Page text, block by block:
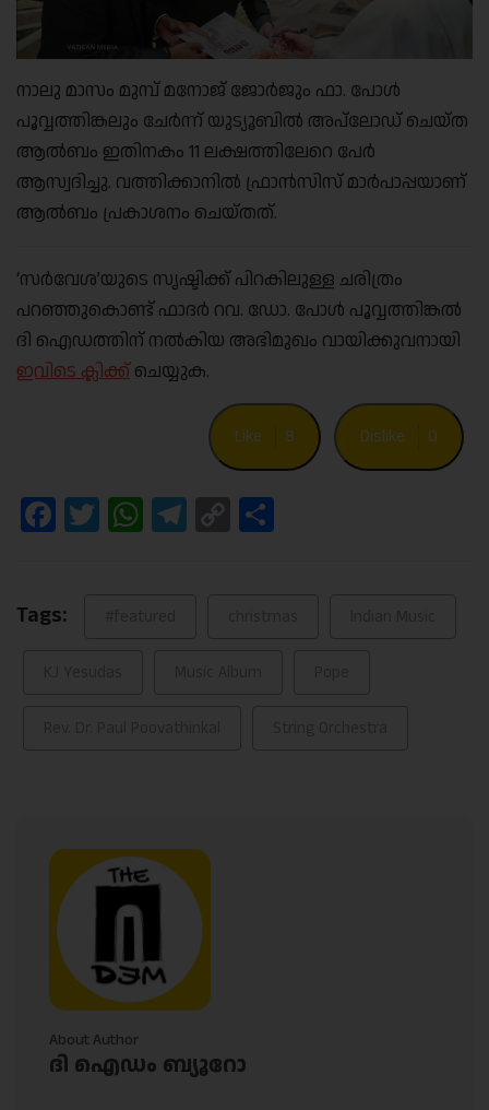
നാലു മാസം മുമ്പ് മനോജ് ജോര്‍ജും ഫാ. പോള്‍
പൂവ്വത്തിങ്കലും ചേര്‍ന്ന് യുട്യൂബില്‍ അപ്‌ലോഡ് ചെയ്ത
ആല്‍ബം ഇതിനകം 11 ലക്ഷത്തിലേറെ പേര്‍
ആസ്വദിച്ചു. വത്തിക്കാനില്‍ ഫ്രാന്‍സിസ് മാര്‍പാപ്പയാണ്
ആല്‍ബം പ്രകാശനം ചെയ്തത്.
‘സര്‍വേശ’യുടെ സൃഷ്ടിക്ക് പിറകിലുള്ള ചരിത്രം
പറഞ്ഞുകൊണ്ട് ഫാദർ റവ. ഡോ. പോള്‍ പൂവ്വത്തിങ്കല്‍
ദി ഐഡത്തിന് നൽകിയ അഭിമുഖം വായിക്കുവനായി
ഇവിടെ ക്ലിക്ക്ചെയ്യുക.
Like 8 Dislike 0
Facebook
Twitter
WhatsApp
Telegram
Copy
Tags:
About Author
ദി ഐഡം ബ്യൂറോ